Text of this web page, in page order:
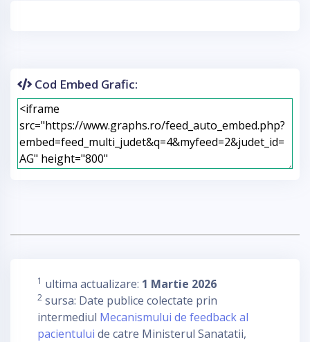
Cod Embed Grafic:
1 ultima actualizare: 1 Martie 2026
2 sursa: Date publice colectate prin
intermediul Mecanismului de feedback al
pacientului de catre Ministerul Sanatatii,